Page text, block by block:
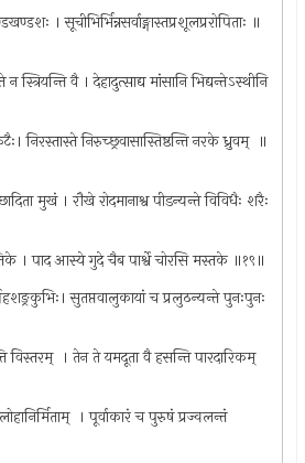
। सूचीभिर्भिन्नसर्वाङ्गास्तप्रशूलप्ररोपिताः ॥
स्त्रियन्ति वै । देहादुत्साद्य मांसानि भिद्यन्तेऽस्थीनि
निरस्तास्ते निरुच्छ्रवासास्तिष्ठन्ति नरके ध्रुवम् ‍ ॥
मुखं । रौखे रोदमानाश्व पीडन्यन्ते विविधैः शरैः
। पाद आस्ये गुदे चैब पार्श्वे चोरसि मस्तके ॥१९॥
सुतप्तवालुकायां च प्रलुठन्यन्ते पुनःपुनः
विस्तरम् ‍ । तेन ते यमदूता वै हसन्ति पारदारिकम्
। पूर्वाकारं च पुरुषं प्रज्वलन्तं